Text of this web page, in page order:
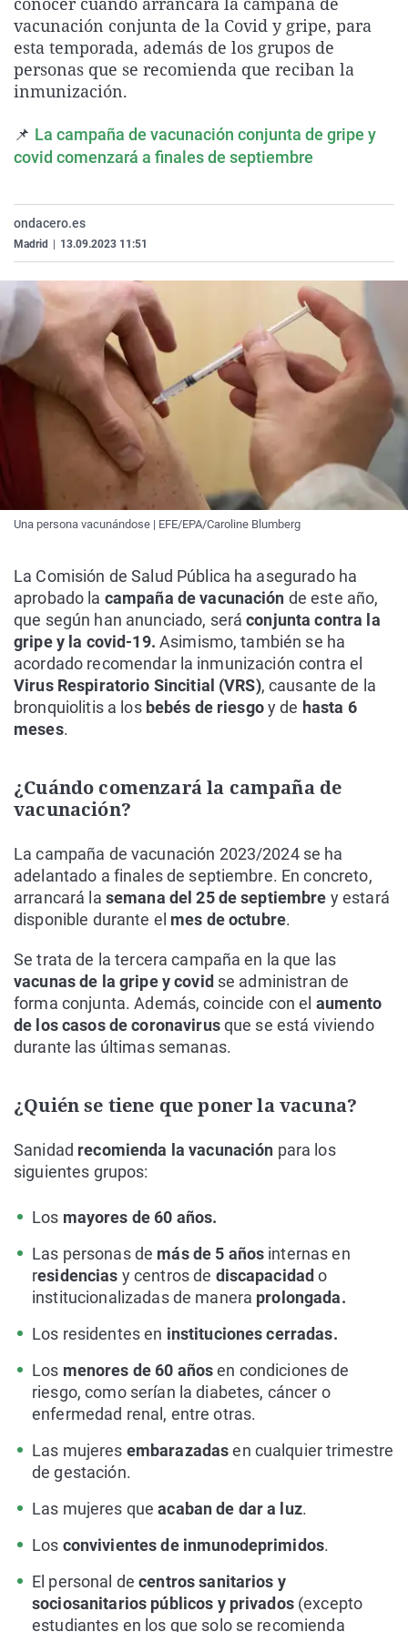
La rosa de los vientos
Gente viajera
Como el perro y el
Caso
Retornados
Equipo de
Extremadura
Galicia
La Rioja
País Vasco
Virales
Televisión
Elecciones
vacunación conjunta de la Covid y gripe, para
esta temporada, además de los grupos de
personas que se recomienda que reciban la
inmunización.
📌 La campaña de vacunación conjunta de gripe y
covid comenzará a finales de septiembre
ondacero.es
Madrid 13.09.2023 11:51
Una persona vacunándose | EFE/EPA/Caroline Blumberg
La Comisión de Salud Pública ha asegurado ha
aprobado la campaña de vacunación de este año,
que según han anunciado, seráconjunta contra la
gripe y la covid-19. Asimismo, también se ha
acordado recomendar la inmunización contra el
Virus Respiratorio Sincitial (VRS), causante de la
bronquiolitis a losbebés de riesgoy de hasta 6
meses.
¿Cuándo comenzará la campaña de
vacunación?
La campaña de vacunación 2023/2024 se ha
adelantado a finales de septiembre. En concreto,
arrancará la semana del 25 de septiembre y estará
disponible durante el mes de octubre.
Se trata de la tercera campaña en la que las
vacunas de la gripe y covid se administran de
forma conjunta. Además, coincide con el aumento
de los casos de coronavirusque se está viviendo
durante las últimas semanas.
¿Quién se tiene que poner la vacuna?
Sanidad recomienda la vacunación para los
siguientes grupos:
Los mayores de 60 años.
Las personas de más de 5 años internas en
residencias y centros de discapacidado
institucionalizadas de manera prolongada.
Los residentes en instituciones cerradas.
Los menores de 60 añosen condiciones de
riesgo, como serían la diabetes, cáncer o
enfermedad renal, entre otras.
Las mujeres embarazadasen cualquier trimestre
de gestación.
Las mujeres queacaban de dar a luz.
Los convivientes de inmunodeprimidos.
El personal decentros sanitarios y
sociosanitarios públicos y privados(excepto
estudiantes en los que solo se recomienda